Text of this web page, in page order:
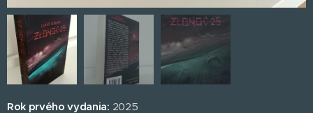
Rok prvého vydania: 2025